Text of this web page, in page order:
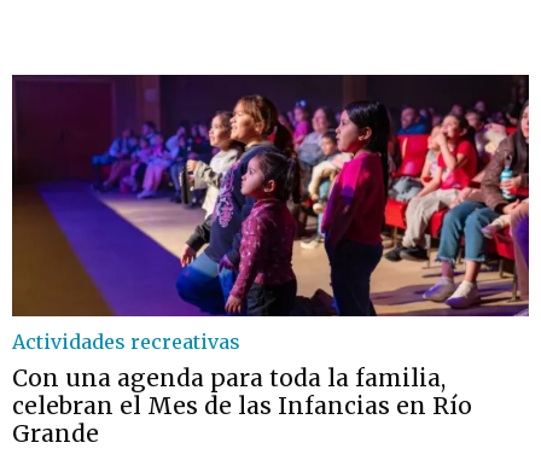
Actividades recreativas
Con una agenda para toda la familia,
celebran el Mes de las Infancias en Río
Grande